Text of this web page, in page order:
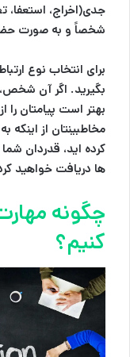
جدی(اخراج،
شخصاً و به صورت
برای انتخاب نوع
بگیرید. اگر آن شخص،
بهتر است پیامتان را
مخاطبینتان از
کرده اید، قدردان
ها دريافت خواهید
چگونه
کنیم؟